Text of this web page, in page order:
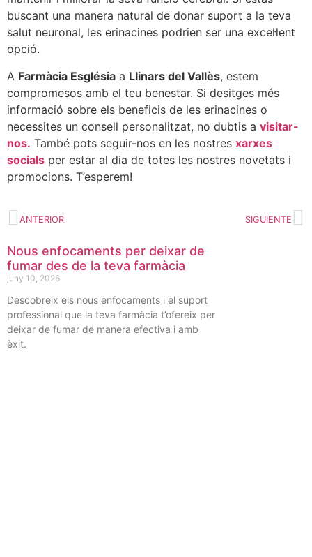
buscant una manera natural de donar suport a la teva
salut neuronal, les erinacines podrien ser una excel·lent
opció.
A Farmàcia Església a Llinars del Vallès, estem
compromesos amb el teu benestar. Si desitges més
informació sobre els beneficis de les erinacines o
necessites un consell personalitzat, no dubtis a visitar-
nos. També pots seguir-nos en les nostres xarxes
socials per estar al dia de totes les nostres novetats i
promocions. T’esperem!
ANTERIOR SIGUIENTE
Nous enfocaments per deixar de
fumar des de la teva farmàcia
juny 10, 2026
Descobreix els nous enfocaments i el suport
professional que la teva farmàcia t’ofereix per
deixar de fumar de manera efectiva i amb
èxit.